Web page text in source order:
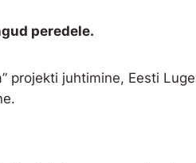
peredele.
projekti juhtimine, Eesti